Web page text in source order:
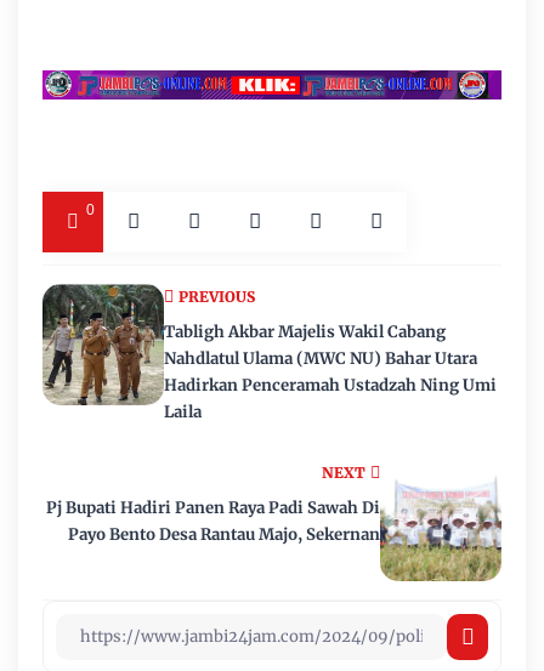
0
NEXT
Pj Bupati Hadiri Panen Raya Padi Sawah Di
Payo Bento Desa Rantau Majo, Sekernan
PREVIOUS
Tabligh Akbar Majelis Wakil Cabang
Nahdlatul Ulama (MWC NU) Bahar Utara
Hadirkan Penceramah Ustadzah Ning Umi
Laila